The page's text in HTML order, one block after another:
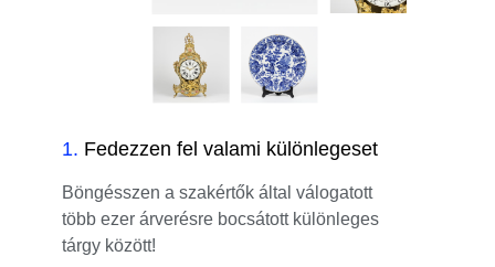
1. Fedezzen fel valami különlegeset
Böngésszen a szakértők által válogatott
több ezer árverésre bocsátott különleges
tárgy között!